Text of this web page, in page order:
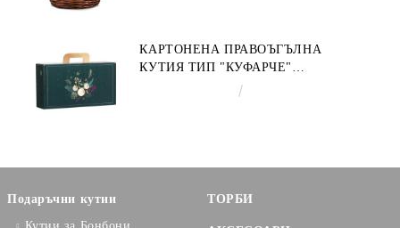
КАРТОНЕНА ПРАВОЪГЪЛНА
КУТИЯ ТИП "КУФАРЧЕ"
ENCHANTED NATURE, ЗЕЛЕНО/
Подаръчни кутии
ТОРБИ